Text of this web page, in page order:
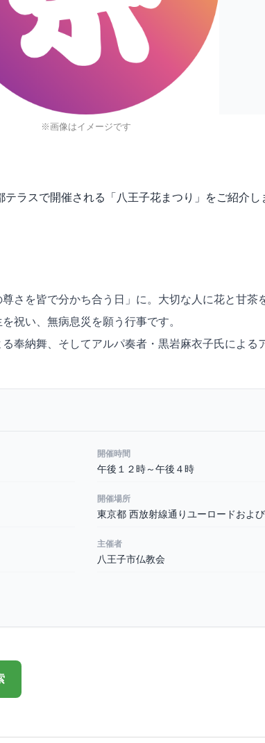
※画像はイメージです
ラスで開催される「八王子花まつり」をご紹介し
さを皆で分かち合う日」に。大切な人に花と甘茶
祝い、無病息災を願う行事です。
奉納舞、そしてアルパ奏者・黒岩麻衣子氏による
開催時間
午後１２時～午後４時
開催場所
東京都 西放射線通りユーロードおよ
主催者
八王子市仏教会